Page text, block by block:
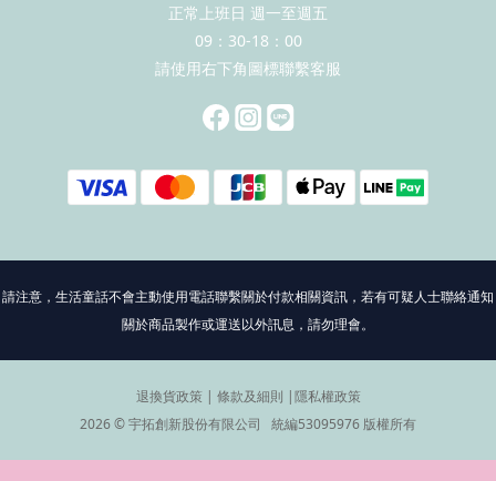
正常上班日 週一至週五
09：30-18：00
請使用右下角圖標聯繫客服
請注意，生活童話不會主動使用電話聯繫關於付款相關資訊，若有可疑人士聯絡通知
關於商品製作或運送以外訊息，請勿理會。
退換貨政策| 條款及細則 |隱私權政策
2026 © 宇拓創新股份有限公司 統編53095976 版權所有